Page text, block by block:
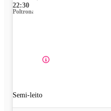
22:30
Poltrona
Semi-leito